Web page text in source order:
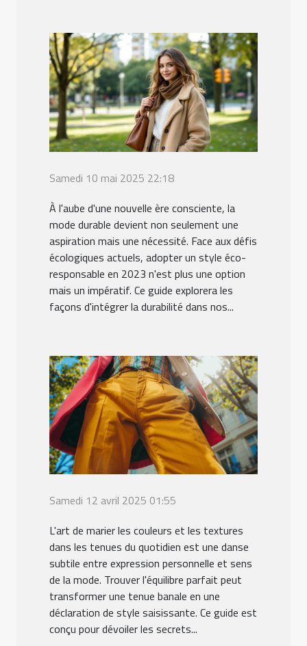
Samedi 10 mai 2025 22:18
À l'aube d'une nouvelle ère consciente, la
mode durable devient non seulement une
aspiration mais une nécessité. Face aux défis
écologiques actuels, adopter un style éco-
responsable en 2023 n'est plus une option
mais un impératif. Ce guide explorera les
façons d'intégrer la durabilité dans nos...
Samedi 12 avril 2025 01:55
L'art de marier les couleurs et les textures
dans les tenues du quotidien est une danse
subtile entre expression personnelle et sens
de la mode. Trouver l'équilibre parfait peut
transformer une tenue banale en une
déclaration de style saisissante. Ce guide est
conçu pour dévoiler les secrets...